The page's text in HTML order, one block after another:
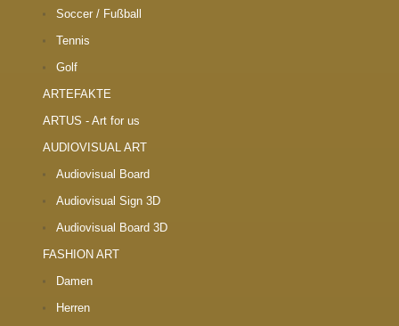
Soccer / Fußball
Tennis
Golf
ARTEFAKTE
ARTUS - Art for us
AUDIOVISUAL ART
Audiovisual Board
Audiovisual Sign 3D
Audiovisual Board 3D
FASHION ART
Damen
Herren